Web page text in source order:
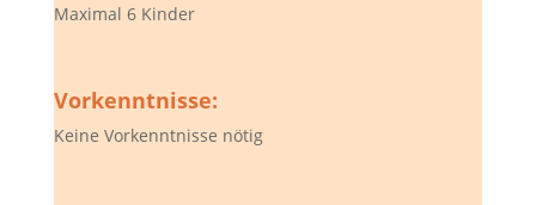
Maximal 6 Kinder
Vorkenntnisse:
Keine Vorkenntnisse nötig